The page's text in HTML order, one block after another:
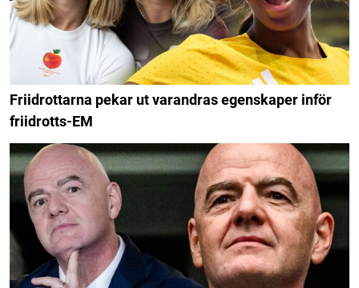
Friidrottarna pekar ut varandras egenskaper inför
friidrotts-EM